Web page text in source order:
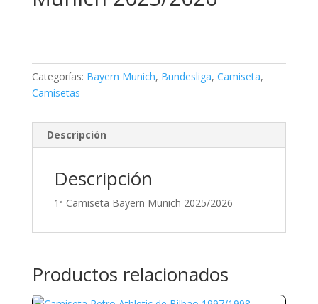
Categorías: Bayern Munich, Bundesliga, Camiseta,
Camisetas
Descripción
Descripción
1ª Camiseta Bayern Munich 2025/2026
Productos relacionados